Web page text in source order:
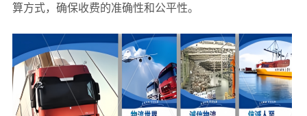
算方式，确保收费的准确性和公平性。